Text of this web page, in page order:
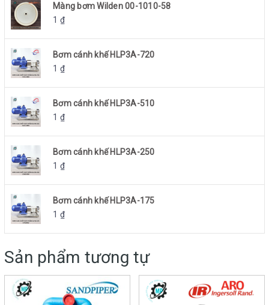
Màng bơm Wilden 00-1010-58
1 ₫
Bơm cánh khế HLP3A-720
1 ₫
Bơm cánh khế HLP3A-510
1 ₫
Bơm cánh khế HLP3A-250
1 ₫
Bơm cánh khế HLP3A-175
1 ₫
Sản phẩm tương tự